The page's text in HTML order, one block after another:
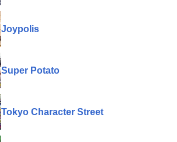
Joypolis
Super Potato
Tokyo Character Street